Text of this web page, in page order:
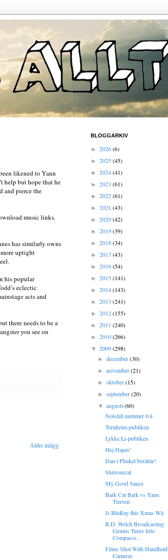
likened to Yann
help but hope that he
and pierce the
music links.
has similarly owns
uptight
his popular
eclectic
acts and
there needs to be a
you see on
Äldre inlägg
BLOGGARKIV
► 2026(6)
► 2025(45)
► 2024(41)
► 2023 (61)
► 2022(61)
► 2021 (43)
► 2020(42)
► 2019(39)
► 2018(34)
► 2017(43)
► 2016(54)
► 2015(141)
► 2014(143)
► 2013 (241)
► 2012(155)
► 2011 (240)
► 2010(266)
▼ 2009(298)
►december(30)
►november(21)
►oktober(15)
►september(20)
▼augusti(60)
Notställ nummer två
Ternheim-publiken
Lykke Li-publiken
Hej Hajen!
Dan i Phuket berättar!
Slutsourcat
My Good Sauce
Bark Cat Bark vs Yann
Tiersen
Is BluRay this Xmas Wii
R.D. Welch Broadcasting
Genius Turns Into
Compassi...
Films Shot With Handheld
Cameras